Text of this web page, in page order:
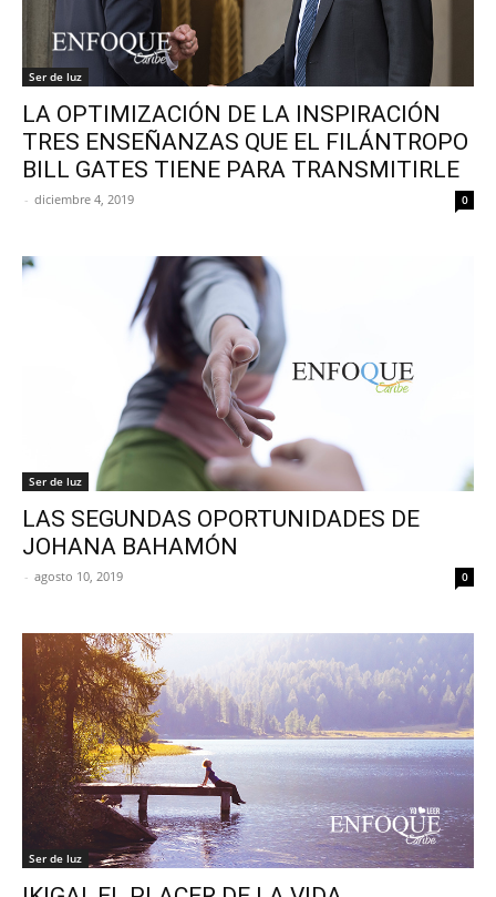
Ser de luz
LA OPTIMIZACIÓN DE LA INSPIRACIÓN
TRES ENSEÑANZAS QUE EL FILÁNTROPO
BILL GATES TIENE PARA TRANSMITIRLE
- diciembre 4, 2019 0
Ser de luz
LAS SEGUNDAS OPORTUNIDADES DE
JOHANA BAHAMÓN
- agosto 10, 2019 0
Ser de luz